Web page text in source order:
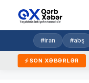
#iran #abş
SON XƏBƏRLƏR
qaydalar